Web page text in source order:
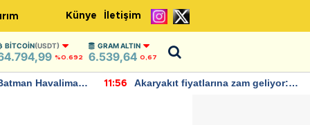
Künye İletişim
BITCOIN(USDT)
%0.692
GRAM ALTIN
6.539,64 0,67
Havalimanı
11:56
Akaryakıt fiyatlarına zam geliyor: